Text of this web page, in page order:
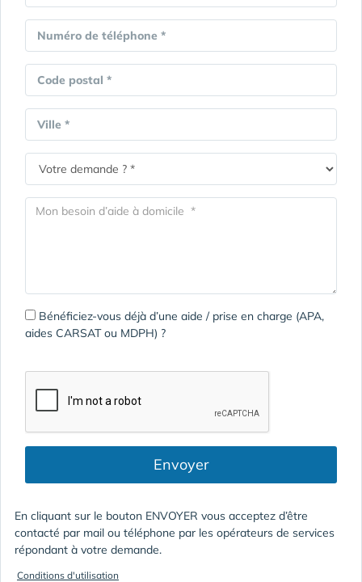
Numéro de téléphone *
Code postal *
Ville *
Bénéficiez-vous déjà d’une aide / prise en charge (APA,
aides CARSAT ou MDPH) ?
Envoyer
En cliquant sur le bouton ENVOYER vous acceptez d’être
contacté par mail ou téléphone par les opérateurs de services
répondant à votre demande.
Conditions d'utilisation